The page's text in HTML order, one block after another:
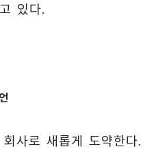
있다.
사로 새롭게 도약한다.